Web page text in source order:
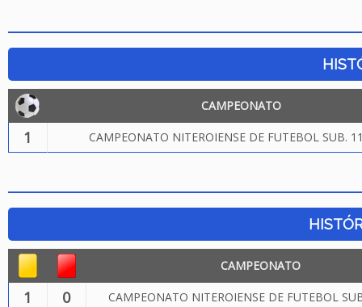
CAMPEONATO
1 CAMPEONATO NITEROIENSE DE FUTEBOL SUB.
CAMPEONATO
1 0 CAMPEONATO NITEROIENSE DE FUTEBOL